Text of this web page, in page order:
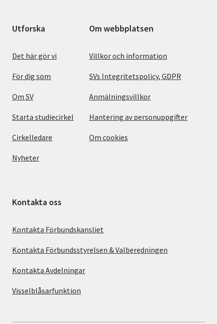
Utforska
Det här gör vi
För dig som
Om SV
Starta studiecirkel
Cirkelledare
Nyheter
Om webbplatsen
Villkor och information
SVs Integritetspolicy, GDPR
Anmälningsvillkor
Hantering av personuppgifter
Om cookies
Kontakta oss
Kontakta Förbundskansliet
Kontakta Förbundsstyrelsen & Valberedningen
Kontakta Avdelningar
Visselblåsarfunktion